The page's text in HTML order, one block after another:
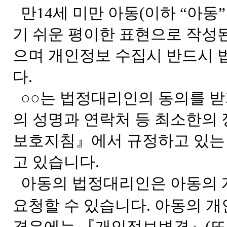
만14세 미만 아동(이하 “아
기 쉬운 평이한 표현으로 작성
으며 개인정보 수집시 반드시
다.
○○는 법정대리인의 동의를
의 성명과 연락처 등 최소한의
보호지침』에서 규정하고 있
고 있습니다.
아동의 법정대리인은 아동의
요청할 수 있습니다. 아동의